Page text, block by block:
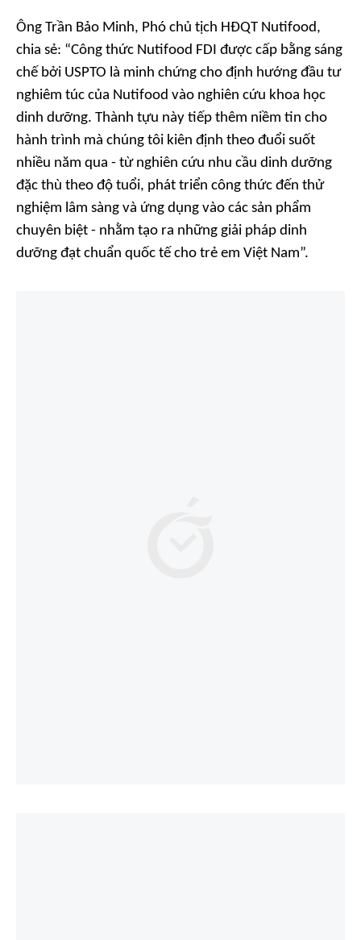
Ông Trần Bảo Minh, Phó chủ tịch HĐQT Nutifood,
chia sẻ: “Công thức Nutifood FDI được cấp bằng sáng
chế bởi USPTO là minh chứng cho định hướng đầu tư
nghiêm túc của Nutifood vào nghiên cứu khoa học
dinh dưỡng. Thành tựu này tiếp thêm niềm tin cho
hành trình mà chúng tôi kiên định theo đuổi suốt
nhiều năm qua - từ nghiên cứu nhu cầu dinh dưỡng
đặc thù theo độ tuổi, phát triển công thức đến thử
nghiệm lâm sàng và ứng dụng vào các sản phẩm
chuyên biệt - nhằm tạo ra những giải pháp dinh
dưỡng đạt chuẩn quốc tế cho trẻ em Việt Nam”.